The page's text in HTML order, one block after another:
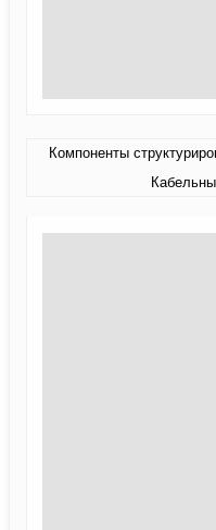
Компоненты